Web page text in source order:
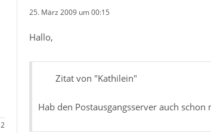
25. März 2009 um 00:15
Hallo,
Zitat von "Kathilein"
Hab den Postausgangsserver auch